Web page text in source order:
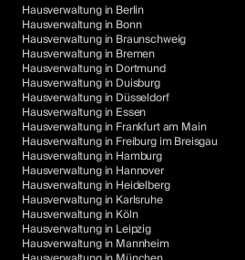
Hausverwaltung in Berlin
Hausverwaltung in Bonn
Hausverwaltung in Braunschweig
Hausverwaltung in Bremen
Hausverwaltung in Dortmund
Hausverwaltung in Duisburg
Hausverwaltung in Düsseldorf
Hausverwaltung in Essen
Hausverwaltung in Frankfurt am Main
Hausverwaltung in Freiburg im Breisgau
Hausverwaltung in Hamburg
Hausverwaltung in Hannover
Hausverwaltung in Heidelberg
Hausverwaltung in Karlsruhe
Hausverwaltung in Köln
Hausverwaltung in Leipzig
Hausverwaltung in Mannheim